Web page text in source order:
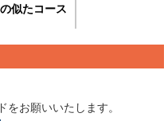
似たコース
お願いいたします。